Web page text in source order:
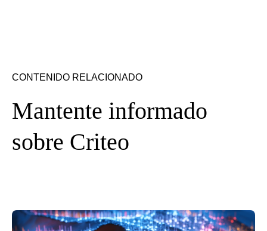
CONTENIDO RELACIONADO
Mantente informado
sobre Criteo